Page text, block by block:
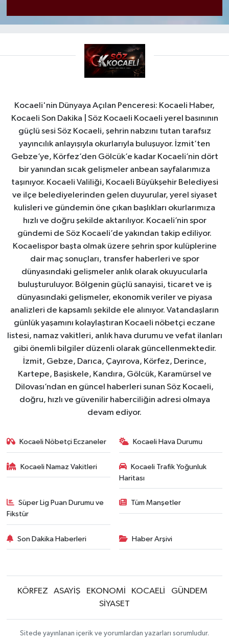
Kocaeli'nin Dünyaya Açılan Penceresi: Kocaeli Haber,
Kocaeli Son Dakika | Söz Kocaeli Kocaeli yerel basınının
güçlü sesi Söz Kocaeli, şehrin nabzını tutan tarafsız
yayıncılık anlayışıyla okurlarıyla buluşuyor. İzmit’ten
Gebze’ye, Körfez’den Gölcük’e kadar Kocaeli’nin dört
bir yanından sıcak gelişmeler anbean sayfalarımıza
taşınıyor. Kocaeli Valiliği, Kocaeli Büyükşehir Belediyesi
ve ilçe belediyelerinden gelen duyurular, yerel siyaset
kulisleri ve gündemin öne çıkan başlıkları okurlarımıza
hızlı ve doğru şekilde aktarılıyor. Kocaeli’nin spor
gündemi de Söz Kocaeli’de yakından takip ediliyor.
Kocaelispor başta olmak üzere şehrin spor kulüplerine
dair maç sonuçları, transfer haberleri ve spor
dünyasındaki gelişmeler anlık olarak okuyucularla
buluşturuluyor. Bölgenin güçlü sanayisi, ticaret ve iş
dünyasındaki gelişmeler, ekonomik veriler ve piyasa
analizleri de kapsamlı şekilde ele alınıyor. Vatandaşların
günlük yaşamını kolaylaştıran Kocaeli nöbetçi eczane
listesi, namaz vakitleri, anlık hava durumu ve vefat ilanları
gibi önemli bilgiler düzenli olarak güncellenmektedir.
İzmit, Gebze, Darıca, Çayırova, Körfez, Derince,
Kartepe, Başiskele, Kandıra, Gölcük, Karamürsel ve
Dilovası’ndan en güncel haberleri sunan Söz Kocaeli,
doğru, hızlı ve güvenilir haberciliğin adresi olmaya
devam ediyor.
Kocaeli Nöbetçi Eczaneler Kocaeli Hava Durumu
Kocaeli Namaz Vakitleri
Kocaeli Trafik Yoğunluk
Haritası
Süper Lig Puan Durumu ve
Fikstür
Tüm Manşetler
Son Dakika Haberleri Haber Arşivi
KÖRFEZ ASAYİŞ EKONOMİ KOCAELİ
GÜNDEM
SİYASET
Sitede yayınlanan içerik ve yorumlardan yazarları sorumludur.